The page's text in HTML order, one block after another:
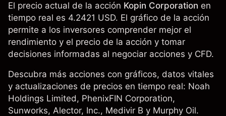
El precio actual de la acción Kopin Corporation en
tiempo real es 4.2421 USD. El gráfico de la acción
permite a los inversores comprender mejor el
rendimiento y el precio de la acción y tomar
decisiones informadas al negociar acciones y CFD.
Descubra más acciones con gráficos, datos vitales
y actualizaciones de precios en tiempo real: Noah
Holdings Limited, PhenixFIN Corporation,
Sunworks, Alector, Inc., Medivir B y Murphy Oil.